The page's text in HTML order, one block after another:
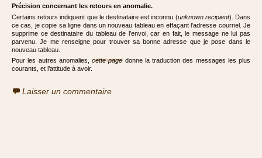
Précision concernant les retours en anomalie.
Certains retours indiquent que le destinataire est inconnu (unknown recipient). Dans
ce cas, je copie sa ligne dans un nouveau tableau en effaçant l’adresse courriel. Je
supprime ce destinataire du tableau de l’envoi, car en fait, le message ne lui pas
parvenu. Je me renseigne pour trouver sa bonne adresse que je pose dans le
nouveau tableau.
Pour les autres anomalies, cette page donne la traduction des messages les plus
courants, et l’attitude à avoir.
Laisser un commentaire